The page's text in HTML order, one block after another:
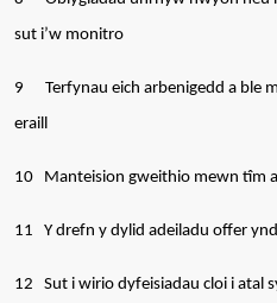
sut i’w monitro
9
Terfynau eich arbenigedd a ble
eraill
10 Manteision gweithio mewn tîm
11 Y drefn y dylid adeiladu offer
12 Sut i wirio dyfeisiadau cloi i atal